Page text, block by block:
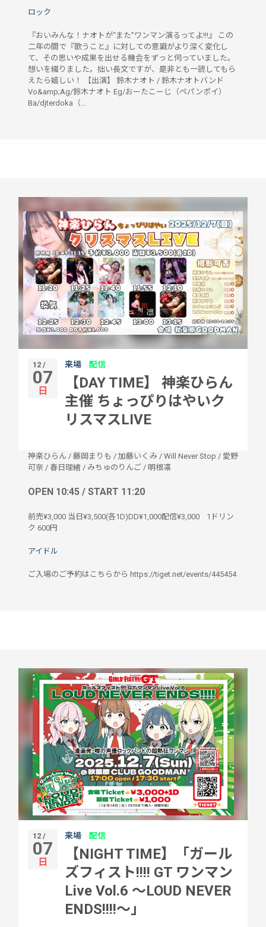
ロック
『おいみんな！ナオトが“また”ワンマン演るってよ!!!』 この
二年の間で『歌うこと』に対しての意識がより深く変化し
て、その思いや成果を出せる機会をずっと伺っていました。
想いを綴りました。拙い長文ですが、是非とも一読してもら
えたら嬉しい！ 【出演】 鈴木ナオト / 鈴木ナオトバンド
Vo&amp;Ag/鈴木ナオト Eg/おーたこーじ（ペパンポイ）
Ba/djterdoka（...
12 /
07
日
来場 配信
【DAY TIME】 神楽ひらん
主催 ちょっぴりはやいク
リスマスLIVE
神楽ひらん / 藤岡まりも / 加藤いくみ / Will Never Stop / 愛野
可奈 / 春日理緒 / みちゅのりんご / 明根凛
OPEN 10:45 / START 11:20
前売¥3,000 当日¥3,500(各1D)DD¥1,000配信¥3,000
1ドリン
ク 600円
アイドル
ご入場のご予約はこちらから https://tiget.net/events/445454
12 /
07
日
来場 配信
【NIGHT TIME】「ガール
ズフィスト!!!! GT ワンマン
Live Vol.6 ～LOUD NEVER
ENDS!!!!～」